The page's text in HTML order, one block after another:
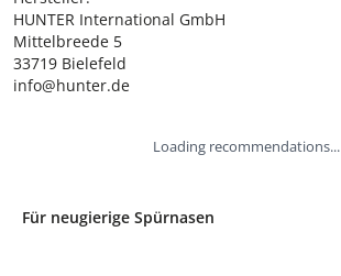
HUNTER International GmbH
Mittelbreede 5
33719 Bielefeld
info@hunter.de
Loading recommendations...
Für neugierige Spürnasen